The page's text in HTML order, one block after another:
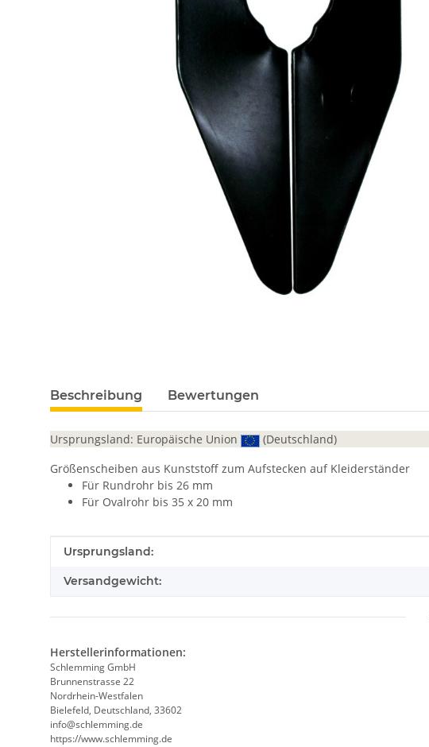
Beschreibung Bewertungen
Ursprungsland: Europäische Union
(Deutschland)
Größenscheiben aus Kunststoff zum Aufstecken auf Kleiderständer
Für Rundrohr bis 26 mm
Für Ovalrohr bis 35 x 20 mm
Produkteigenschaft
Wert
Ursprungsland:
Versandgewicht:
Herstellerinformationen:
Schlemming GmbH
Brunnenstrasse 22
Nordrhein-Westfalen
Bielefeld, Deutschland, 33602
info@schlemming.de
https://www.schlemming.de